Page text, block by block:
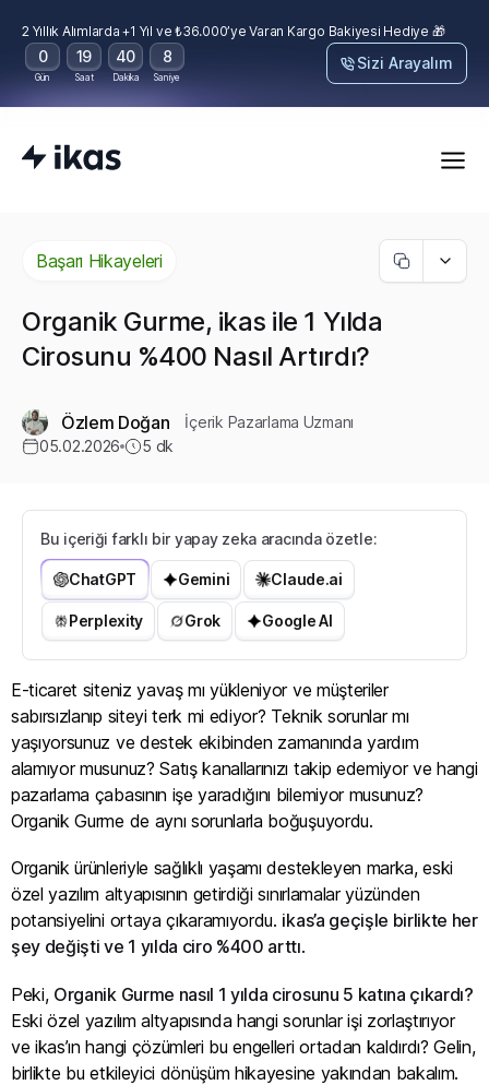
2 Yıllık Alımlarda +1 Yıl ve ₺36.000’ye Varan Kargo Bakiyesi Hediye 🎁
0
Gün
19
Saat
40
Dakika
7
Saniye
Sizi Arayalım
Başarı Hikayeleri
Organik Gurme, ikas ile 1 Yılda
Cirosunu %400 Nasıl Artırdı?
Özlem Doğan
İçerik Pazarlama Uzmanı
05.02.2026
5 dk
Bu içeriği farklı bir yapay zeka aracında özetle:
ChatGPT Gemini Claude.ai
Perplexity Grok Google AI
E-ticaret siteniz yavaş mı yükleniyor ve müşteriler
sabırsızlanıp siteyi terk mi ediyor? Teknik sorunlar mı
yaşıyorsunuz ve destek ekibinden zamanında yardım
alamıyor musunuz? Satış kanallarınızı takip edemiyor ve hangi
pazarlama çabasının işe yaradığını bilemiyor musunuz?
Organik Gurme de aynı sorunlarla boğuşuyordu.
Organik ürünleriyle sağlıklı yaşamı destekleyen marka, eski
özel yazılım altyapısının getirdiği sınırlamalar yüzünden
potansiyelini ortaya çıkaramıyordu. ikas’a geçişle birlikte her
şey değişti ve 1 yılda ciro %400 arttı.
Peki, Organik Gurme nasıl 1 yılda cirosunu 5 katına çıkardı?
Eski özel yazılım altyapısında hangi sorunlar işi zorlaştırıyor
ve ikas’ın hangi çözümleri bu engelleri ortadan kaldırdı? Gelin,
birlikte bu etkileyici dönüşüm hikayesine yakından bakalım.